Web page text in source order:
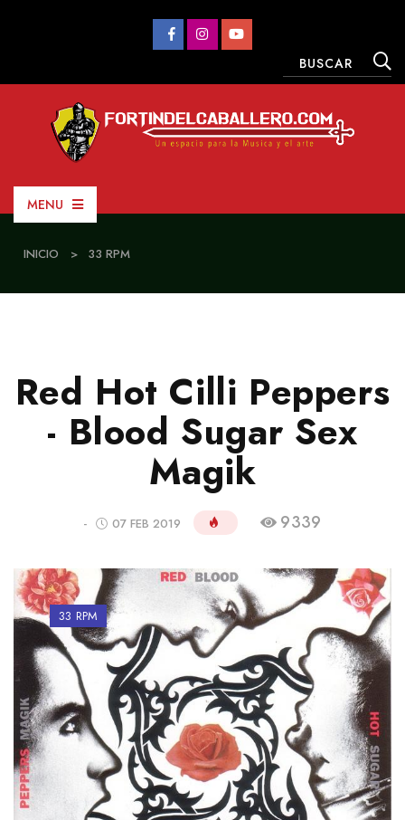
MENU
INICIO > 33 RPM
Red Hot Cilli Peppers
- Blood Sugar Sex
Magik
- 07 FEB 2019 9339
33 RPM